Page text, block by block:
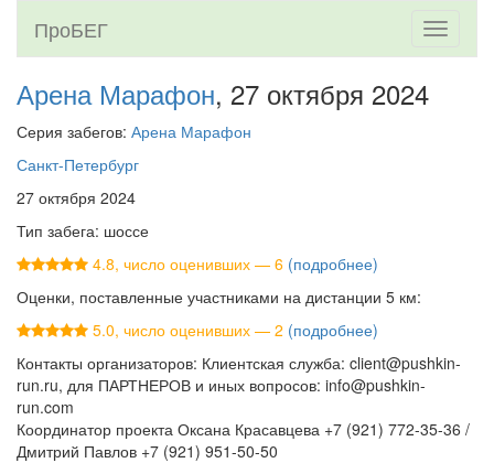
Toggle
ПроБЕГ
Арена Марафон, 27 октября 2024
Серия забегов: Арена Марафон
Санкт-Петербург
27 октября 2024
Тип забега: шоссе
4.8, число оценивших — 6 (подробнее)
Оценки, поставленные участниками на дистанции 5 км:
5.0, число оценивших — 2 (подробнее)
Контакты организаторов: Клиентская служба: client@pushkin-
run.ru, для ПАРТНЕРОВ и иных вопросов: info@pushkin-
run.com
Координатор проекта Оксана Красавцева +7 (921) 772-35-36 /
Дмитрий Павлов +7 (921) 951-50-50